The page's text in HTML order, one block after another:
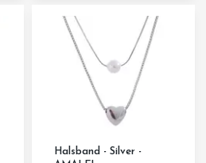
Halsband - Silver -